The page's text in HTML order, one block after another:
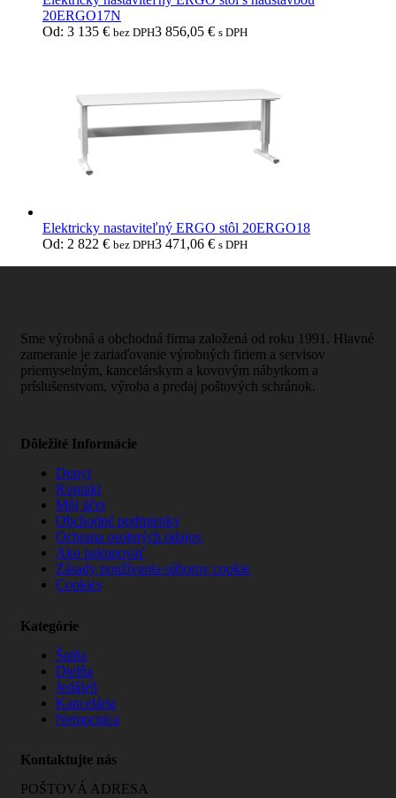
20ERGO17N
Od: 3 135 € bez DPH3 856,05 € s DPH
Elektricky nastaviteľný ERGO stôl 20ERGO18
Od: 2 822 € bez DPH3 471,06 € s DPH
Sme výrobná a obchodná firma založená od roku 1991. Hlavné
zameranie je zariaďovanie výrobných firiem a servisov
priemyselným, kancelárskym a kovovým nábytkom a
príslušenstvom, výroba a predaj poštových schránok.
Dôležité Informácie
Dopyt
Kontakt
Môj účet
Obchodné podmienky
Ochrana osobných údajov
Ako nakupovať
Zásady používania súborov cookie
Cookies
Kategórie
Šatňa
Dielňa
Jedáleň
Kancelária
Nemocnica
Kontaktujte nás
POŠTOVÁ ADRESA